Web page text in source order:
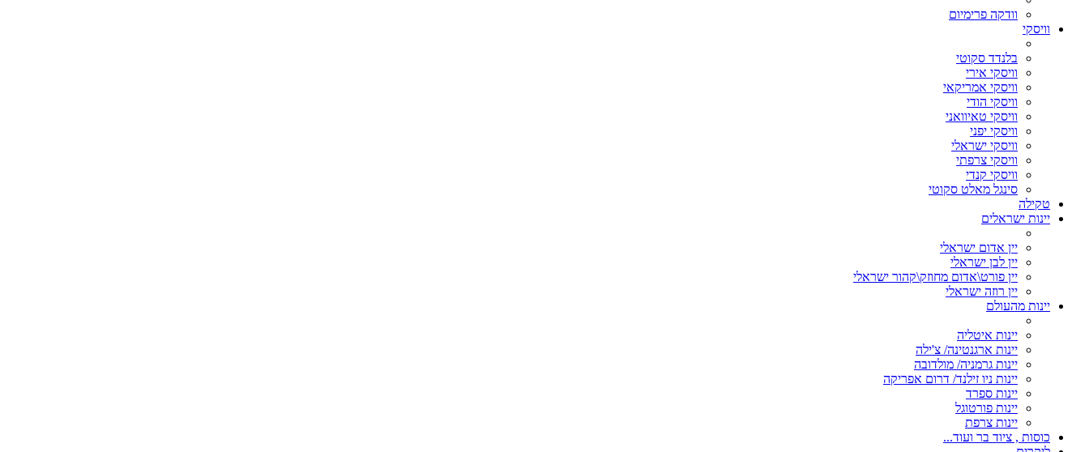
וודקה פרימיום
וויסקי
בלנדד סקוטי
וויסקי אירי
וויסקי אמריקאי
וויסקי הודי
וויסקי טאיוואני
וויסקי יפני
וויסקי ישראלי
וויסקי צרפתי
וויסקי קנדי
סינגל מאלט סקוטי
טקילה
יינות ישראלים
יין אדום ישראלי
יין לבן ישראלי
יין פורט\אדום מחוזק\קהור ישראלי
יין רוזה ישראלי
יינות מהעולם
יינות איטליה
יינות ארגנטינה/ צ'ילה
יינות גרמניה/ מולדובה
יינות ניו זילנד/ דרום אפריקה
יינות ספרד
יינות פורטוגל
יינות צרפת
כוסות , ציוד בר ועוד...